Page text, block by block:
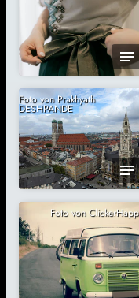
Foto von Prakhyath
DESHPANDE
Foto von